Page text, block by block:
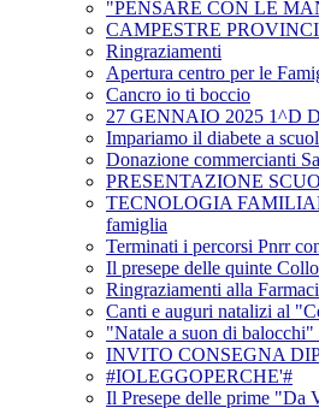
"PENSARE CON LE
CAMPESTRE
Ringraziamenti
Apertura centro per le
Cancro io ti boccio
27 GENNAIO 2025 1^D
Impariamo il diabete a
Donazione commercianti
PRESENTAZIONE
TECNOLOGIA
famiglia
Terminati i percorsi Pnrr
Il presepe delle quinte
Ringraziamenti alla
Canti e auguri natalizi al
"Natale a suon di balocchi"
INVITO CONSEGNA
#IOLEGGOPERCHE'#
Il Presepe delle prime "Da